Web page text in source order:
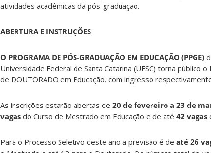
atividades acadêmicas da pós-graduação.
ABERTURA E INSTRUÇÕES
O PROGRAMA DE PÓS-GRADUAÇÃO EM EDUCAÇÃO (PPGE)
Universidade Federal de Santa Catarina (UFSC) torna público
de DOUTORADO em Educação, com ingresso
As inscrições estarão abertas de 20 de fevereiro a 23 de
vagas do Curso de Mestrado em Educação e de até 42 vagas
Para o Processo Seletivo deste ano a previsão é de até 26